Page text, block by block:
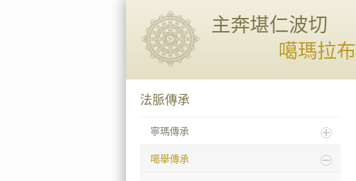
主奔堪仁波切
噶瑪拉布
法脈傳承
寧瑪傳承
噶舉傳承